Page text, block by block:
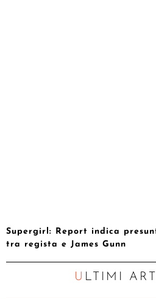
Supergirl: Report indica
tra regista e James Gunn
ULTIMI